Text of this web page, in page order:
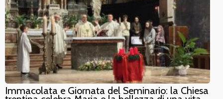
Immacolata e Giornata del Seminario: la Chiesa